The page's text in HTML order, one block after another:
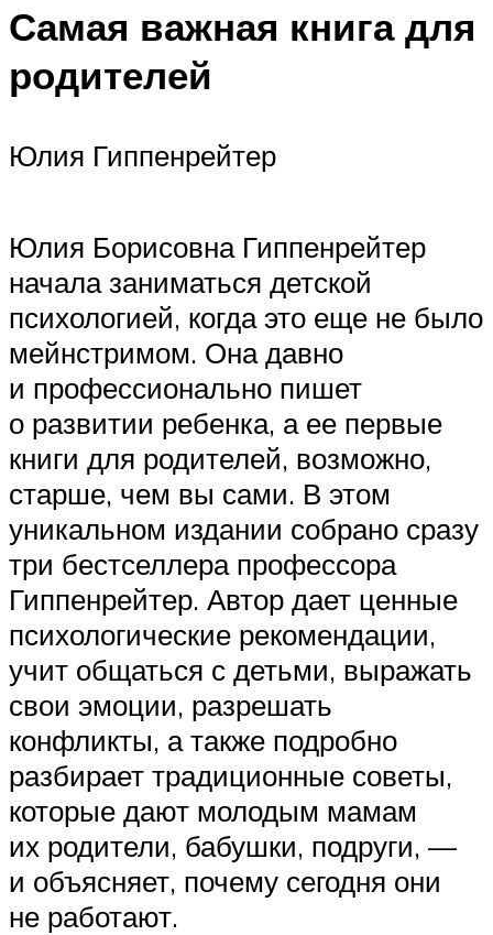
Самая важная книга для
родителей
Юлия Гиппенрейтер
Юлия Борисовна Гиппенрейтер
начала заниматься детской
психологией, когда это еще не было
мейнстримом. Она давно
и профессионально пишет
о развитии ребенка, а ее первые
книги для родителей, возможно,
старше, чем вы сами. В этом
уникальном издании собрано сразу
три бестселлера профессора
Гиппенрейтер. Автор дает ценные
психологические рекомендации,
учит общаться с детьми, выражать
свои эмоции, разрешать
конфликты, а также подробно
разбирает традиционные советы,
которые дают молодым мамам
их родители, бабушки, подруги, —
и объясняет, почему сегодня они
не работают.